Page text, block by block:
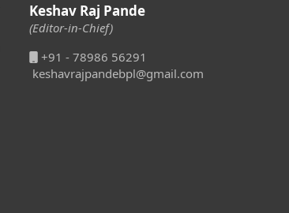
Keshav Raj Pande
(Editor-in-Chief)
+91 - 78986 56291
keshavrajpandebpl@gmail.com